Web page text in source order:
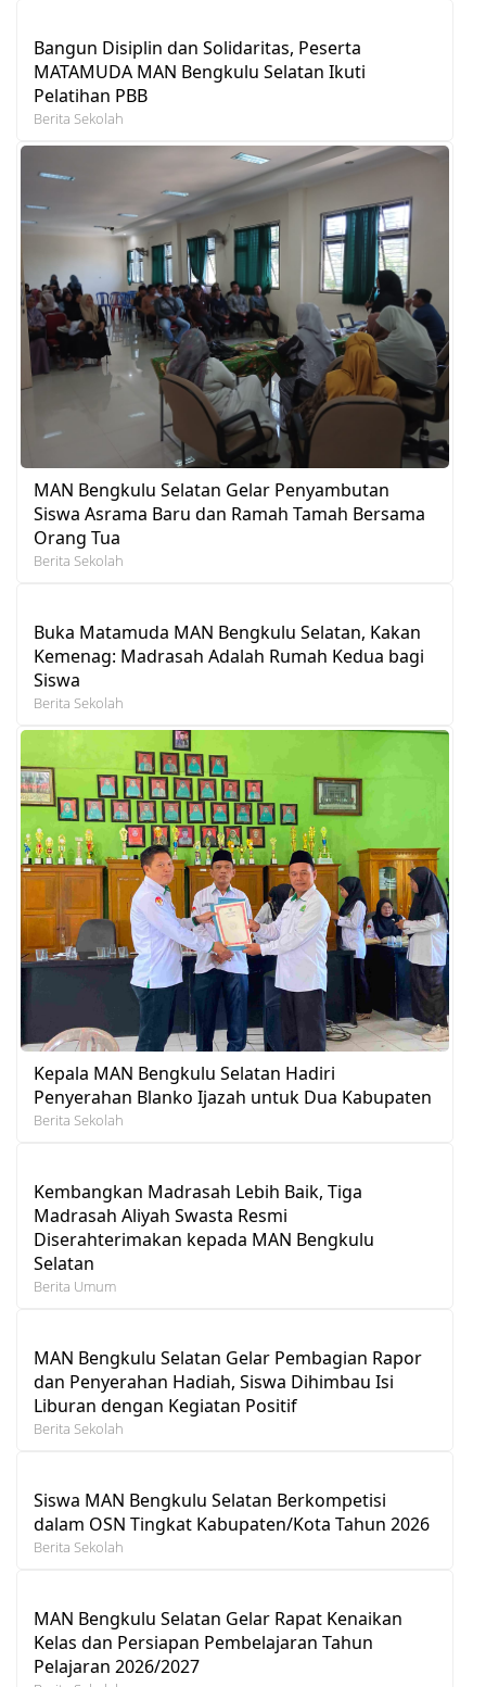
Bangun Disiplin dan Solidaritas, Peserta
MATAMUDA MAN Bengkulu Selatan Ikuti
Pelatihan PBB
Berita Sekolah
MAN Bengkulu Selatan Gelar Penyambutan
Siswa Asrama Baru dan Ramah Tamah Bersama
Orang Tua
Berita Sekolah
Buka Matamuda MAN Bengkulu Selatan, Kakan
Kemenag: Madrasah Adalah Rumah Kedua bagi
Siswa
Berita Sekolah
Kepala MAN Bengkulu Selatan Hadiri
Penyerahan Blanko Ijazah untuk Dua Kabupaten
Berita Sekolah
Kembangkan Madrasah Lebih Baik, Tiga
Madrasah Aliyah Swasta Resmi
Diserahterimakan kepada MAN Bengkulu
Selatan
Berita Umum
MAN Bengkulu Selatan Gelar Pembagian Rapor
dan Penyerahan Hadiah, Siswa Dihimbau Isi
Liburan dengan Kegiatan Positif
Berita Sekolah
Siswa MAN Bengkulu Selatan Berkompetisi
dalam OSN Tingkat Kabupaten/Kota Tahun 2026
Berita Sekolah
MAN Bengkulu Selatan Gelar Rapat Kenaikan
Kelas dan Persiapan Pembelajaran Tahun
Pelajaran 2026/2027